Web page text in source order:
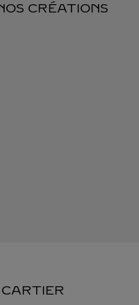
CRÉATIONS